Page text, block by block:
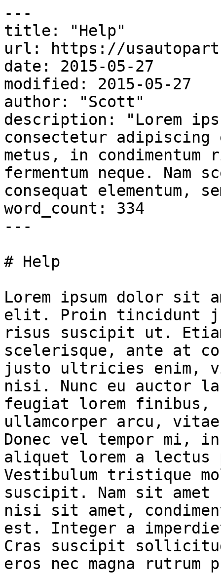
---
title: "Help"
url: https://
date: 2015-05-27
modified: 2015-05-27
author: "Scott"
description: "Lorem
consectetur
metus, in
fermentum neque. Nam
consequat
word_count: 334
---
# Help
Lorem ipsum dolor sit
elit. Proin tincidunt
risus suscipit ut. Etiam
scelerisque, ante at
justo ultricies enim,
nisi. Nunc eu auctor
feugiat lorem finibus,
ullamcorper arcu,
Donec vel tempor mi,
aliquet lorem a
Vestibulum tristique
suscipit. Nam sit amet
nisi sit amet,
est. Integer a
Cras suscipit
eros nec magna